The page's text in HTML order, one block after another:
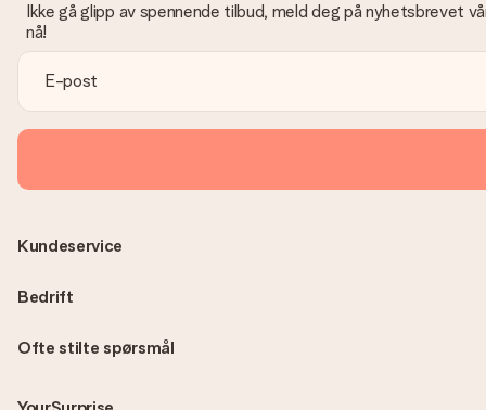
Ikke gå glipp av spennende tilbud, meld deg på nyhetsbrevet
nå!
Ofte stilte spørsmål
Kundeservice
Bedrift